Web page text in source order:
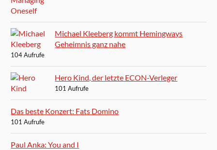
Michael Kleeberg kommt Hemingways
Geheimnis ganz nahe
104 Aufrufe
Hero Kind, der letzte ECON-Verleger
101 Aufrufe
Das beste Konzert: Fats Domino
101 Aufrufe
Paul Anka: You and I